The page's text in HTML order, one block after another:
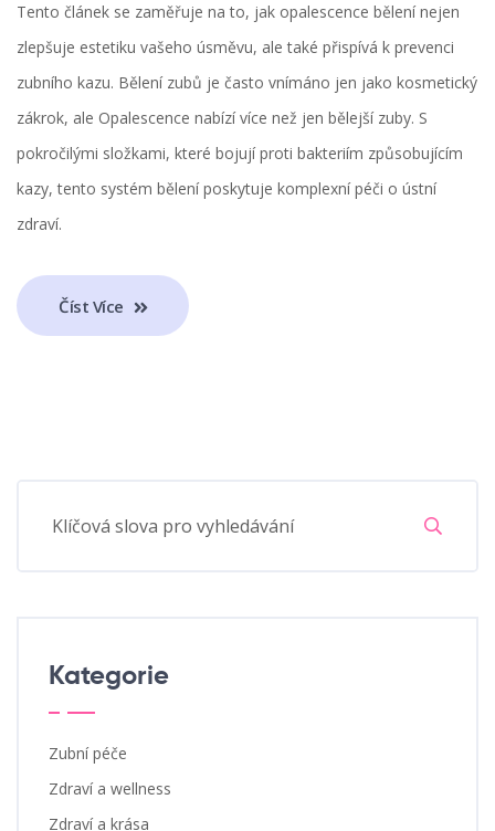
Tento článek se zaměřuje na to, jak opalescence bělení nejen
zlepšuje estetiku vašeho úsměvu, ale také přispívá k prevenci
zubního kazu. Bělení zubů je často vnímáno jen jako kosmetický
zákrok, ale Opalescence nabízí více než jen bělejší zuby. S
pokročilými složkami, které bojují proti bakteriím způsobujícím
kazy, tento systém bělení poskytuje komplexní péči o ústní
zdraví.
Číst Více
Kategorie
Zubní péče
Zdraví a wellness
Zdraví a krása